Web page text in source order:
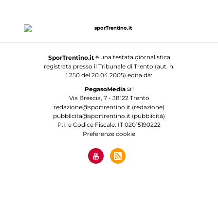
SporTrentino.itè una testata giornalistica
registrata presso il Tribunale di Trento (aut. n.
1.250 del 20.04.2005) edita da:
PegasoMediasrl
Via Brescia, 7 - 38122 Trento
redazione@sportrentino.it (redazione)
pubblicita@sportrentino.it (pubblicità)
P.I. e Codice Fiscale: IT 02015190222
Preferenze cookie